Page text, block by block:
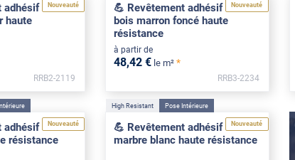
Nouveauté
adhésif effet
haute
RRB2-2119
Nouveauté
💪 Revêtement adhésif effet
bois marron foncé haute
résistance
à partir de
48,42 € le m² *
RRB3-2234
Nouveauté
adhésif effet
résistance
Nouveauté
High Resistant Pose Intérieure
💪 Revêtement adhésif effet
marbre blanc haute résistance